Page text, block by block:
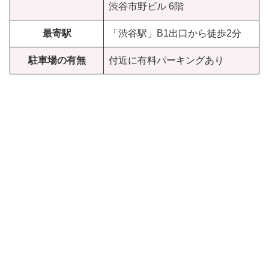
渋谷市野ビル 6階
最寄駅 「渋谷駅」B1出口から徒歩2分
駐車場の有無 付近に有料パーキングあり